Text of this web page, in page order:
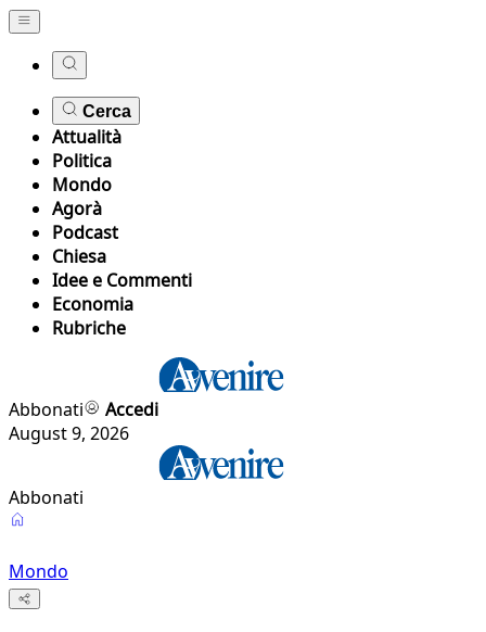
Cerca
Attualità
Politica
Mondo
Agorà
Podcast
Chiesa
Idee e Commenti
Economia
Rubriche
Abbonati
Accedi
August 9, 2026
Abbonati
Mondo